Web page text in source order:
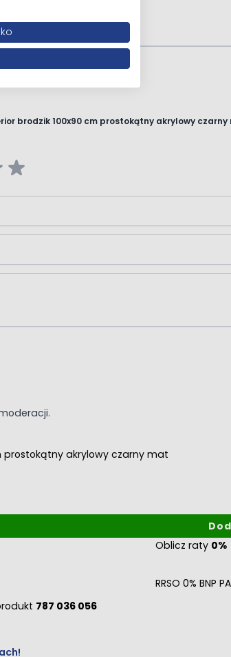
brodzik 100x90 cm prostokątny akrylowy czarny
prostokątny akrylowy czarny mat
Oblicz raty 0%
RRSO 0% BNP
787 036 056